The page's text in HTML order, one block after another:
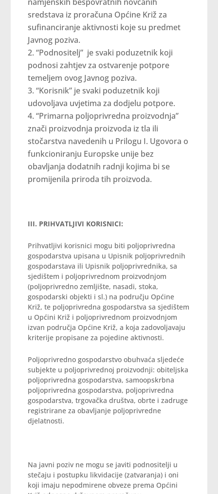
sredstava iz proračuna Općine Križ za
sufinanciranje aktivnosti koje su predmet
Javnog poziva.
“Podnositelj” je svaki poduzetnik koji
podnosi zahtjev za ostvarenje potpore
temeljem ovog Javnog poziva.
“Korisnik” je svaki poduzetnik koji
udovoljava uvjetima za dodjelu potpore.
“Primarna poljoprivredna proizvodnja”
znači proizvodnja proizvoda iz tla ili
stočarstva navedenih u Prilogu I. Ugovora o
funkcioniranju Europske unije bez
obavljanja dodatnih radnji kojima bi se
promijenila priroda tih proizvoda.
III. PRIHVATLJIVI KORISNICI:
Prihvatljivi korisnici mogu biti poljoprivredna
gospodarstva upisana u Upisnik poljoprivrednih
gospodarstava ili Upisnik poljoprivrednika, sa
sjedištem i poljoprivrednom proizvodnjom
(poljoprivredno zemljište, nasadi, stoka,
gospodarski objekti i sl.) na području Općine
Križ, te poljoprivredna gospodarstva sa sjedištem
u Općini Križ i poljoprivrednom proizvodnjom
izvan područja Općine Križ, a koja zadovoljavaju
kriterije propisane za pojedine aktivnosti.
Poljoprivredno gospodarstvo obuhvaća sljedeće
subjekte u poljoprivrednoj proizvodnji: obiteljska
poljoprivredna gospodarstva, samoopskrbna
poljoprivredna gospodarstva, poljoprivredna
gospodarstva, trgovačka društva, obrte i zadruge
registrirane za obavljanje poljoprivredne
djelatnosti.
Na javni poziv ne mogu se javiti podnositelji u
stečaju i postupku likvidacije (zatvaranja) i oni
koji imaju nepodmirene obveze prema Općini